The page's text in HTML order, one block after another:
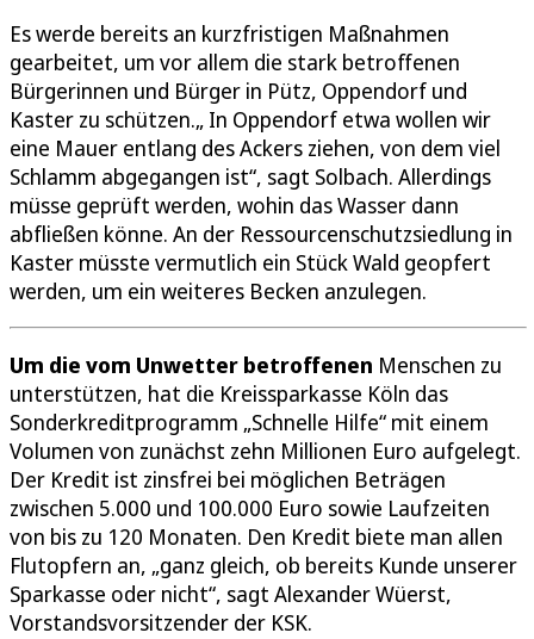
Es werde bereits an kurzfristigen Maßnahmen
gearbeitet, um vor allem die stark betroffenen
Bürgerinnen und Bürger in Pütz, Oppendorf und
Kaster zu schützen.„ In Oppendorf etwa wollen wir
eine Mauer entlang des Ackers ziehen, von dem viel
Schlamm abgegangen ist“, sagt Solbach. Allerdings
müsse geprüft werden, wohin das Wasser dann
abfließen könne. An der Ressourcenschutzsiedlung in
Kaster müsste vermutlich ein Stück Wald geopfert
werden, um ein weiteres Becken anzulegen.
Um die vom Unwetter betroffenen Menschen zu
unterstützen, hat die Kreissparkasse Köln das
Sonderkreditprogramm „Schnelle Hilfe“ mit einem
Volumen von zunächst zehn Millionen Euro aufgelegt.
Der Kredit ist zinsfrei bei möglichen Beträgen
zwischen 5.000 und 100.000 Euro sowie Laufzeiten
von bis zu 120 Monaten. Den Kredit biete man allen
Flutopfern an, „ganz gleich, ob bereits Kunde unserer
Sparkasse oder nicht“, sagt Alexander Wüerst,
Vorstandsvorsitzender der KSK.